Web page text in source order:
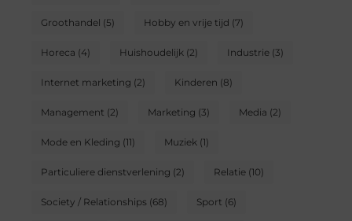
Groothandel (5) Hobby en vrije tijd (7)
Horeca (4) Huishoudelijk(2) Industrie(3)
Internet marketing (2) Kinderen (8)
Management (2) Marketing (3) Media (2)
Mode en Kleding (11) Muziek(1)
Particuliere dienstverlening (2) Relatie(10)
Society / Relationships(68) Sport (6)